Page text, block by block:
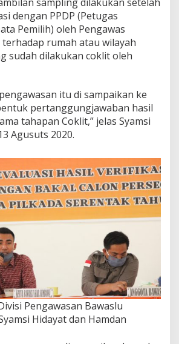
t
D
a
e
m
i
i
a
k
t
a
B
u
k
a
n
O
p
i
n
i
dengan PPDP (Petugas
Pemilih) oleh Pengawas
rumah atau wilayah
sudah dilakukan coklit oleh
itu di sampaikan ke
pertanggungjawaban hasil
tahapan Coklit,” jelas Syamsi
Agusuts 2020.
Pengawasan Bawaslu
Hidayat dan Hamdan